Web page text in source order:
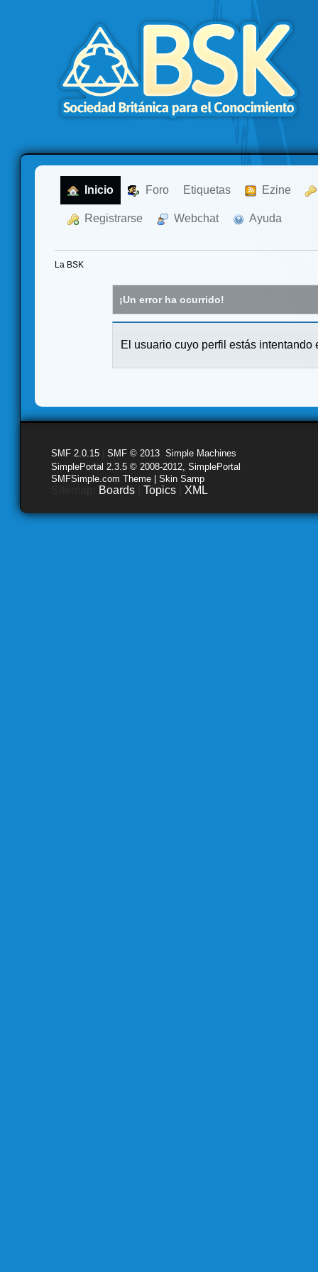
Inicio Foro Etiquetas Ezine
Registrarse Webchat Ayuda
La BSK
¡Un error ha ocurrido!
El usuario cuyo perfil estás intentando
SMF 2.0.15 SMF © 2013 Simple Machines
SimplePortal 2.3.5 © 2008-2012, SimplePortal
SMFSimple.com Theme | Skin Samp
Boards Topics XML